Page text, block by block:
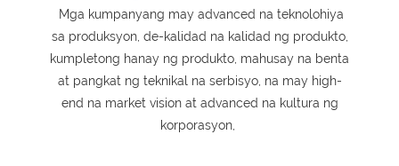
Mga kumpanyang may advanced na teknolohiya
sa produksyon, de-kalidad na kalidad ng produkto,
kumpletong hanay ng produkto, mahusay na benta
at pangkat ng teknikal na serbisyo, na may high-
end na market vision at advanced na kultura ng
korporasyon,